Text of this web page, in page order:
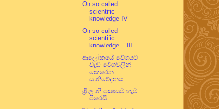
On so called
scientific
knowledge IV
On so called
scientific
knowledge – III
ආලෝකයේ වේගයට
වැඩි වේගවලින්
කෙරෙන
සංනිවේදනය
ශ්‍රී ල නි පක්‍ෂයට හැට
පිරෙයි